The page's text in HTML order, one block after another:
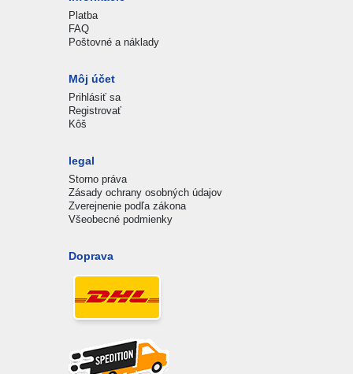
Platba
FAQ
Poštovné a náklady
Môj účet
Prihlásiť sa
Registrovať
Kôš
legal
Storno práva
Zásady ochrany osobných údajov
Zverejnenie podľa zákona
Všeobecné podmienky
Doprava